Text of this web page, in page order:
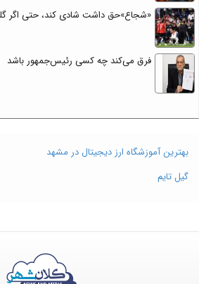
«شجاع»حق داشت شادی کند، حتی اگر
فرق می‌کند چه کسی رئیس‌جمهور باشد
بهترین آموزشگاه ارز دیجیتال در مشهد
گیل تایم